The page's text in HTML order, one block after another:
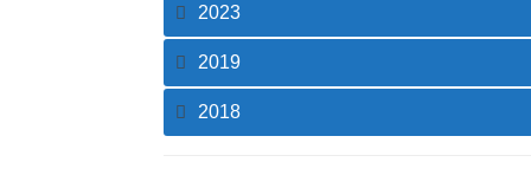
2023
2019
2018